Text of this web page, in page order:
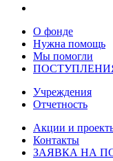
О фонде
Нужна помощь
Мы помогли
Учреждения
Отчетность
Акции и
Контакты
ЗАЯВКА НА